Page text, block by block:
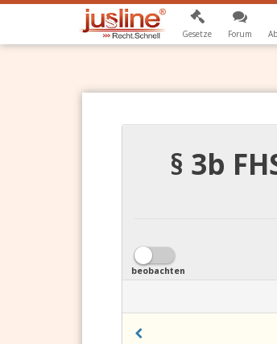
Gesetze Forum
§ 3b
beobachten